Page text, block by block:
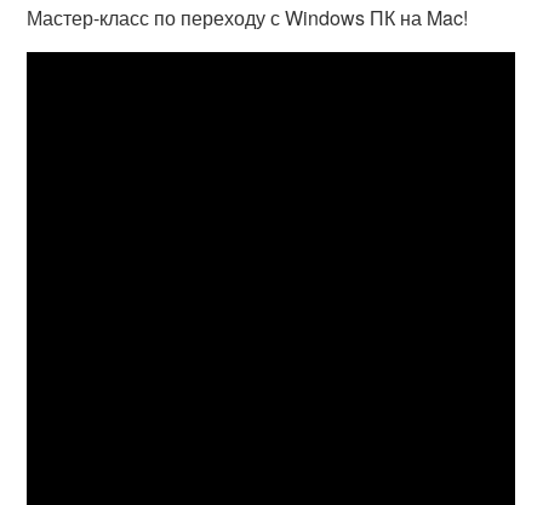
Мастер-класс по переходу с Windows ПК на Mac!